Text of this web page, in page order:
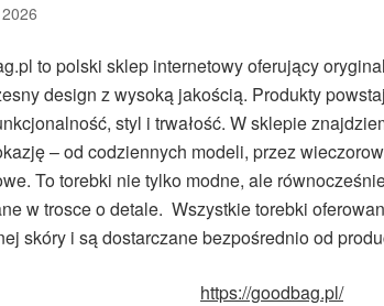
to polski sklep internetowy oferujący
design z wysoką jakością. Produkty
styl i trwałość. W sklepie
– od codziennych modeli, przez
To torebki nie tylko modne, ale
w trosce o detale. Wszystkie torebki
skóry i są dostarczane bezpośrednio od
https://goodbag.pl/